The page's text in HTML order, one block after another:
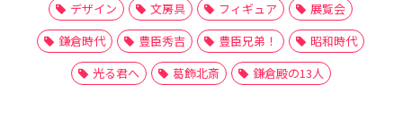
デザイン
文房具 フィギュア
展覧会
鎌倉時代
豊臣秀吉 豊臣兄弟！
昭和時代
光る君へ
葛飾北斎 鎌倉殿の13人